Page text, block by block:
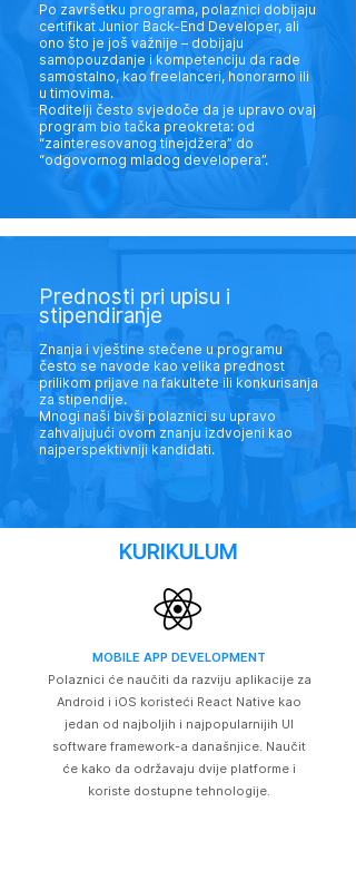
Po završetku programa, polaznici dobijaju
certifikat Junior Back-End Developer, ali
ono što je još važnije – dobijaju
samopouzdanje i kompetenciju da rade
samostalno, kao freelanceri, honorarno ili
u timovima.
Roditelji često svjedoče da je upravo ovaj
program bio tačka preokreta: od
“zainteresovanog tinejdžera” do
“odgovornog mladog developera”.
Prednosti pri upisu i
stipendiranje
Znanja i vještine stečene u programu
često se navode kao velika prednost
prilikom prijave na fakultete ili konkurisanja
za stipendije.
Mnogi naši bivši polaznici su upravo
zahvaljujući ovom znanju izdvojeni kao
najperspektivniji kandidati.
KURIKULUM
MOBILE APP DEVELOPMENT
Polaznici će naučiti da razviju aplikacije za
Android i iOS koristeći React Native kao
jedan od najboljih i najpopularnijih UI
software framework-a današnjice. Naučit
će kako da održavaju dvije platforme i
koriste dostupne tehnologije.